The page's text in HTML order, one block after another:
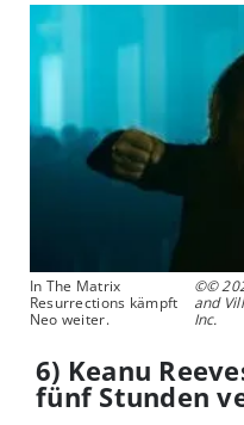
In The Matrix
Resurrections kämpft
Neo weiter.
©©
and
Inc.
6) Keanu
fünf Stunden